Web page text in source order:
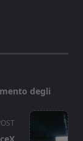
degli